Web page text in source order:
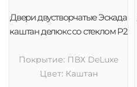
Двери двустворчатые Эскада
каштан делюкс со стеклом Р2
Покрытие: ПВХ DeLuxe
Цвет: Каштан